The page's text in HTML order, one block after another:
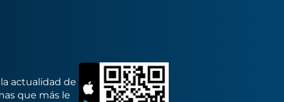
actualidad de
que más le